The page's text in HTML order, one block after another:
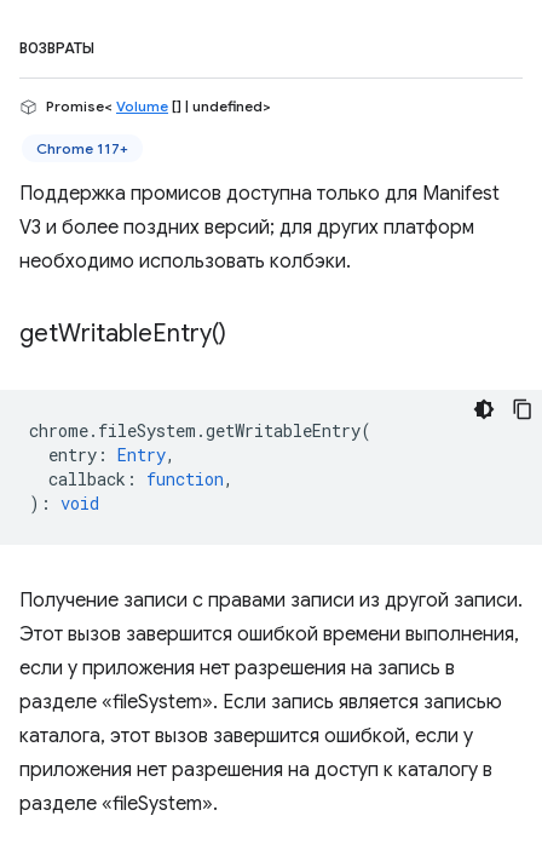
ВОЗВРАТЫ
Promise< Volume [] | undefined>
Chrome 117+
Поддержка промисов доступна только для Manifest
V3 и более поздних версий; для других платформ
необходимо использовать колбэки.
getWritableEntry()
chrome. fileSystem .getWritableEntry(
entry : Entry,
callback : function,
) : void
Получение записи с правами записи из другой записи.
Этот вызов завершится ошибкой времени выполнения,
если у приложения нет разрешения на запись в
разделе «fileSystem». Если запись является записью
каталога, этот вызов завершится ошибкой, если у
приложения нет разрешения на доступ к каталогу в
разделе «fileSystem».